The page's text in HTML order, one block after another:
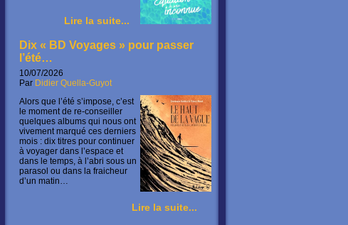
Lire la suite...
Dix « BD Voyages » pour passer
l’été…
10/07/2026
Par Didier Quella-Guyot
Alors que l’été s’impose, c’est
le moment de re-conseiller
quelques albums qui nous ont
vivement marqué ces derniers
mois : dix titres pour continuer
à voyager dans l’espace et
dans le temps, à l’abri sous un
parasol ou dans la fraicheur
d’un matin…
Lire la suite...